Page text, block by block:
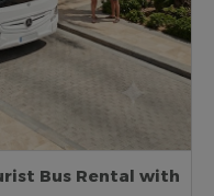
Bus Rental with